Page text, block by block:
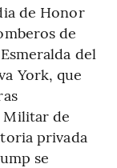
de Honor
de
del
York, que
Militar de
privada
se